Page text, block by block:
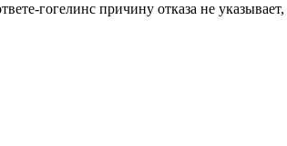
гогелинс причину отказа не